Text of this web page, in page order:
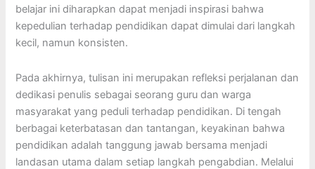
belajar ini diharapkan dapat menjadi inspirasi bahwa
kepedulian terhadap pendidikan dapat dimulai dari langkah
kecil, namun konsisten.
Pada akhirnya, tulisan ini merupakan refleksi perjalanan dan
dedikasi penulis sebagai seorang guru dan warga
masyarakat yang peduli terhadap pendidikan. Di tengah
berbagai keterbatasan dan tantangan, keyakinan bahwa
pendidikan adalah tanggung jawab bersama menjadi
landasan utama dalam setiap langkah pengabdian. Melalui